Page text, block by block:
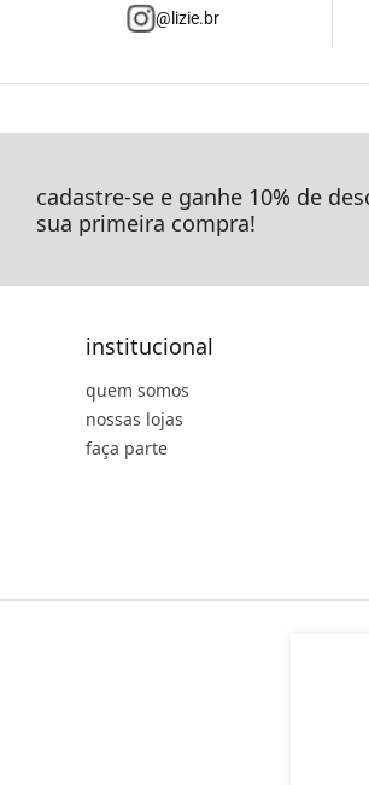
@lizie.br
cadastre-se e ganhe 10% de
sua primeira compra!
institucional
quem somos
nossas lojas
faça parte